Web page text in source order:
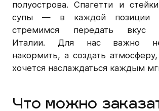
полуострова. Спагетти и
супы — в каждой
стремимся передать вкус
Италии. Для нас важно
накормить, а создать
хочется наслаждаться каждым
Что можно